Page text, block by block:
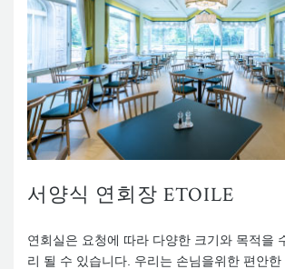
서양식 연회장 ETOILE
연회실은 요청에 따라 다양한 크기와 목적을
리 될 수 있습니다. 우리는 손님을위한 편안한